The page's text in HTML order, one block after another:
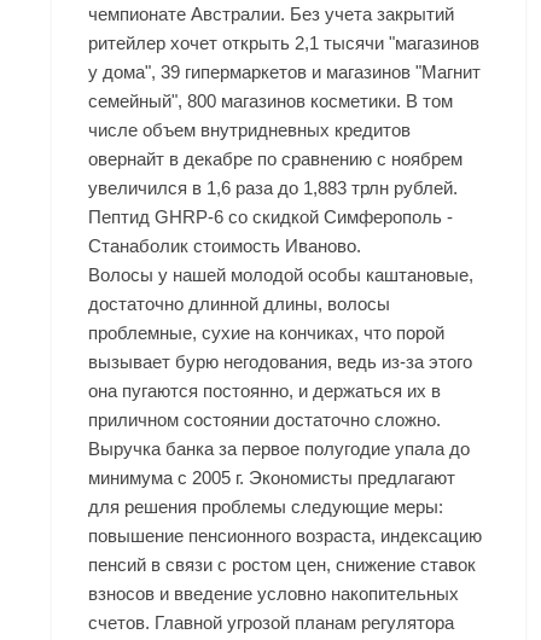
чемпионате Австралии. Без учета закрытий
ритейлер хочет открыть 2,1 тысячи "магазинов
у дома", 39 гипермаркетов и магазинов "Магнит
семейный", 800 магазинов косметики. В том
числе объем внутридневных кредитов
овернайт в декабре по сравнению с ноябрем
увеличился в 1,6 раза до 1,883 трлн рублей.
Пептид GHRP-6 со скидкой Симферополь -
Станаболик стоимость Иваново.
Волосы у нашей молодой особы каштановые,
достаточно длинной длины, волосы
проблемные, сухие на кончиках, что порой
вызывает бурю негодования, ведь из-за этого
она пугаются постоянно, и держаться их в
приличном состоянии достаточно сложно.
Выручка банка за первое полугодие упала до
минимума с 2005 г. Экономисты предлагают
для решения проблемы следующие меры:
повышение пенсионного возраста, индексацию
пенсий в связи с ростом цен, снижение ставок
взносов и введение условно накопительных
счетов. Главной угрозой планам регулятора